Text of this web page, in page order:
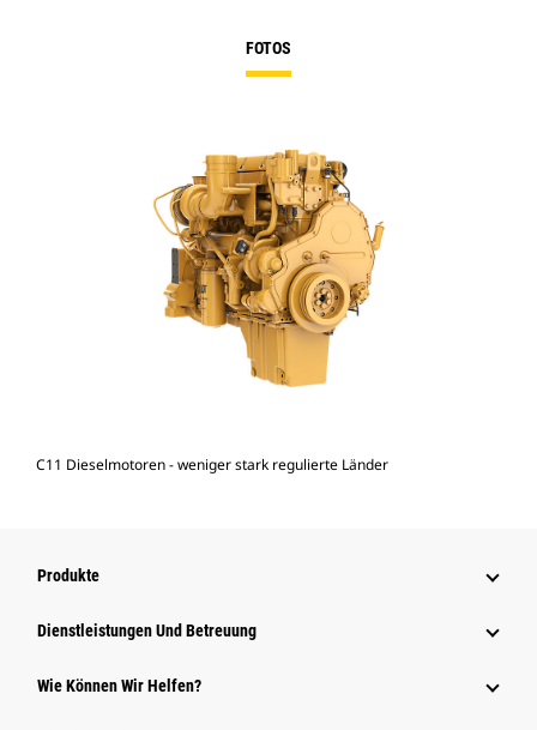
FOTOS
C11 Dieselmotoren - weniger stark regulierte Länder
Produkte
Dienstleistungen Und Betreuung
Wie Können Wir Helfen?